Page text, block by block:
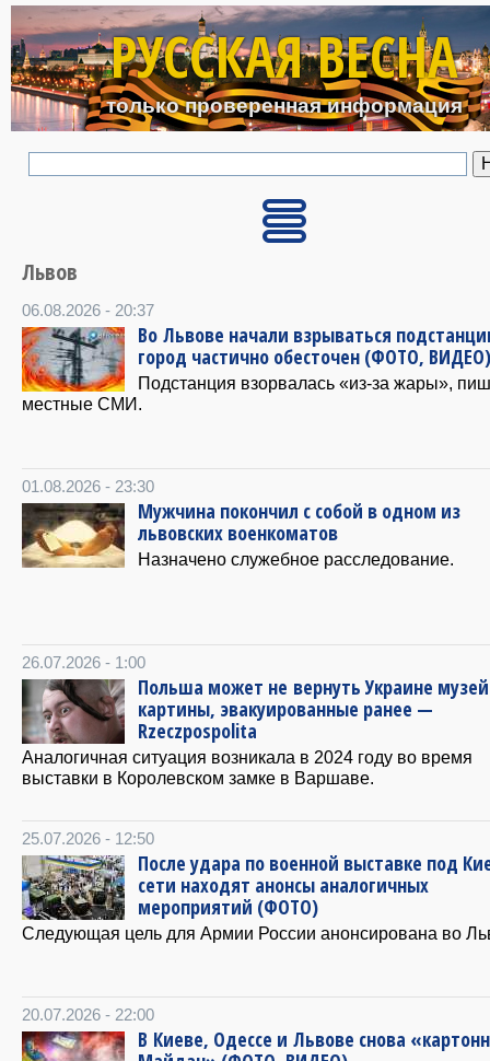
Перейти к основному
РУССКАЯ ВЕСНА
только проверенная информация
Львов
06.08.2026 - 20:37
Во Львове начали взрываться
город частично обесточен (ФОТО, ВИДЕО)
Подстанция взорвалась «из-за жары»,
местные СМИ.
01.08.2026 - 23:30
Мужчина покончил с собой в одном из
львовских военкоматов
Назначено служебное расследование.
26.07.2026 - 1:00
Польша может не вернуть Украине
картины, эвакуированные ранее —
Rzeczpospolita
Аналогичная ситуация возникала в 2024 году во время
выставки в Королевском замке в Варшаве.
25.07.2026 - 12:50
После удара по военной выставке под
сети находят анонсы аналогичных
мероприятий (ФОТО)
Следующая цель для Армии России анонсирована во
20.07.2026 - 22:00
В Киеве, Одессе и Львове снова